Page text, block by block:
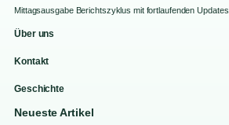
Mittagsausgabe Berichtszyklus mit fortlaufenden Updates.
Über uns
Kontakt
Geschichte
Neueste Artikel